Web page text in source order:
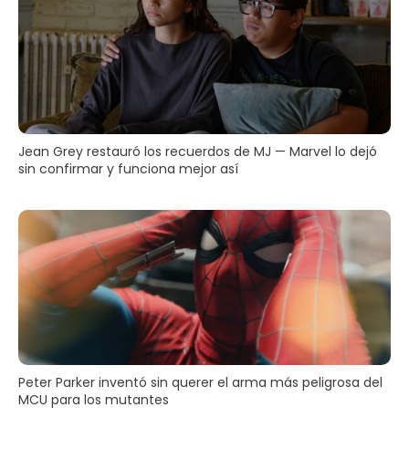
Jean Grey restauró los recuerdos de MJ — Marvel lo dejó
sin confirmar y funciona mejor así
Peter Parker inventó sin querer el arma más peligrosa del
MCU para los mutantes